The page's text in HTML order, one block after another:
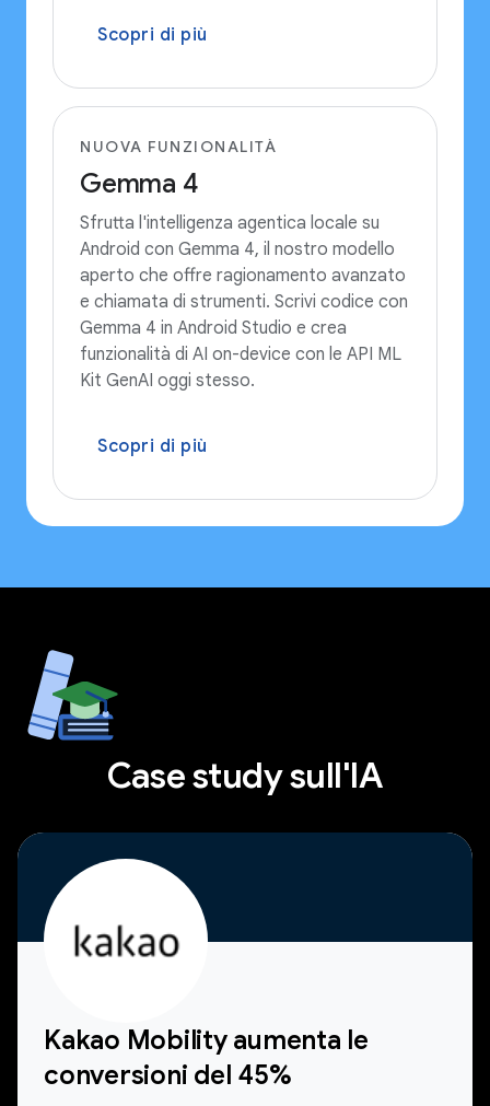
Scopri di più
NUOVA FUNZIONALITÀ
Gemma 4
Sfrutta l'intelligenza agentica locale su
Android con Gemma 4, il nostro modello
aperto che offre ragionamento avanzato
e chiamata di strumenti. Scrivi codice con
Gemma 4 in Android Studio e crea
funzionalità di AI on-device con le API ML
Kit GenAI oggi stesso.
Scopri di più
Case study sull'IA
Kakao Mobility aumenta le
conversioni del 45%